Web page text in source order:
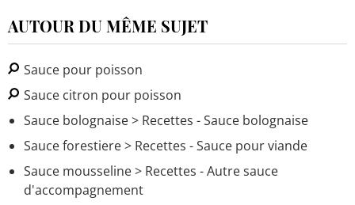
AUTOUR DU MÊME SUJET
Sauce pour poisson
Sauce citron pour poisson
Sauce bolognaise> Recettes - Sauce bolognaise
Sauce forestiere> Recettes - Sauce pour viande
Sauce mousseline> Recettes - Autre sauce
d'accompagnement